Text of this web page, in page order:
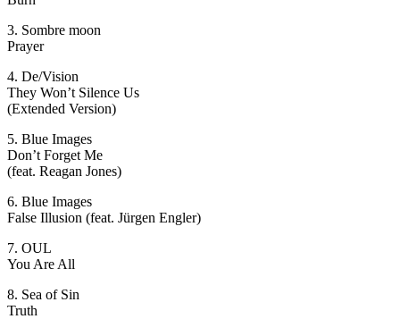
3. Sombre moon
Prayer
4. De/Vision
They Won’t Silence Us
(Extended Version)
5. Blue Images
Don’t Forget Me
(feat. Reagan Jones)
6. Blue Images
False Illusion (feat. Jürgen Engler)
7. OUL
You Are All
8. Sea of Sin
Truth